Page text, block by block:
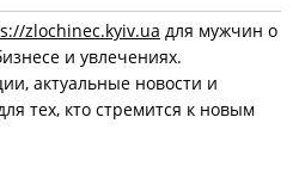
zlochinec.kyiv.ua для мужчин о
и увлечениях.
актуальные новости и
тех, кто стремится к новым